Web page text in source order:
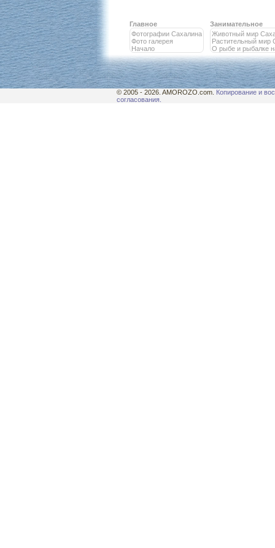
Главное
Фотографии Сахалина
Фото галерея
Начало
Занимательное
Животный мир
Растительный мир
О рыбе и рыбалке
© 2005 - 2026. AMOROZO.com. Копирование и
согласования.